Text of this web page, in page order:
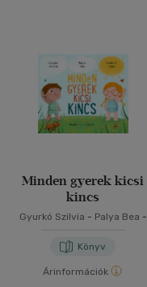
Minden gyerek kicsi
kincs
Gyurkó Szilvia - Palya Bea -
Könyv
Árinformációk